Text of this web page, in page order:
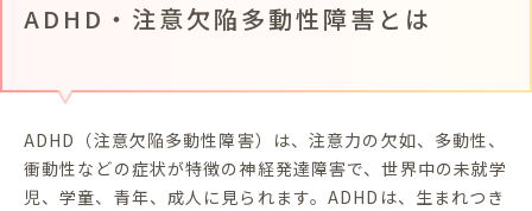
ADHD・注意欠陥多動性障害とは
ADHD（注意欠陥多動性障害）は、注意力の欠如、多動性、
衝動性などの症状が特徴の神経発達障害で、世界中の未就学
児、学童、青年、成人に見られます。ADHDは、生まれつき